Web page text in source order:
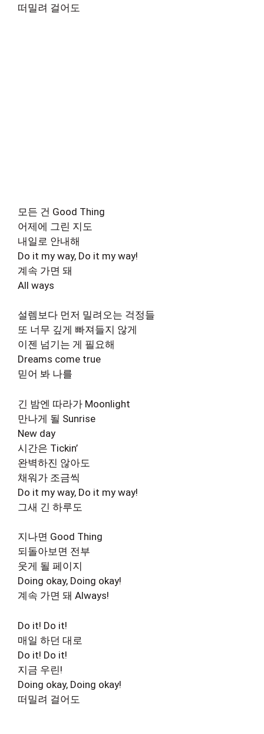
떠밀려 걸어도
모든 건 Good Thing
어제에 그린 지도
내일로 안내해
Do it my way, Do it my way!
계속 가면 돼
All ways
설렘보다 먼저 밀려오는 걱정들
또 너무 깊게 빠져들지 않게
이젠 넘기는 게 필요해
Dreams come true
믿어 봐 나를
긴 밤엔 따라가 Moonlight
만나게 될 Sunrise
New day
시간은 Tickin’
완벽하진 않아도
채워가 조금씩
Do it my way, Do it my way!
그새 긴 하루도
지나면 Good Thing
되돌아보면 전부
웃게 될 페이지
Doing okay, Doing okay!
계속 가면 돼 Always!
Do it! Do it!
매일 하던 대로
Do it! Do it!
지금 우린!
Doing okay, Doing okay!
떠밀려 걸어도